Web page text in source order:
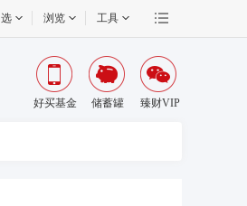
浏览 工具
好买基金 储蓄罐 臻财VIP